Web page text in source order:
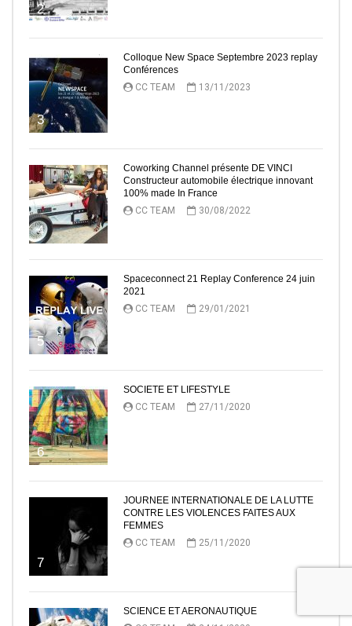
2
3
Colloque New Space Septembre 2023 replay
Conférences
CC TEAM
13/11/2023
4
Coworking Channel présente DE VINCI
Constructeur automobile électrique innovant
100% made In France
CC TEAM
30/08/2022
5
Spaceconnect 21 Replay Conference 24 juin
2021
CC TEAM
29/01/2021
6
SOCIETE ET LIFESTYLE
CC TEAM
27/11/2020
7
JOURNEE INTERNATIONALE DE LA LUTTE
CONTRE LES VIOLENCES FAITES AUX
FEMMES
CC TEAM
25/11/2020
SCIENCE ET AERONAUTIQUE